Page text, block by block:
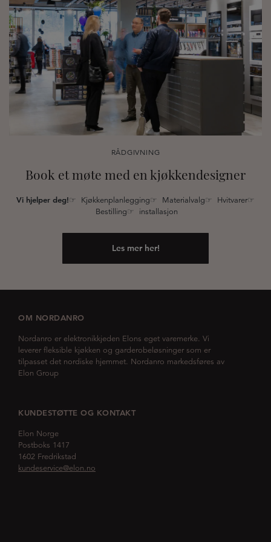
RÅDGIVNING
Book et møte med en kjøkkendesigner
Vi hjelper deg!☞ Kjøkkenplanlegging☞ Materialvalg☞ Hvitvarer☞
Bestilling☞ installasjon
Les mer her!
OM NORDANRO
Nordanro er elektronikkjeden Elons eget varemerke. Vi
leverer fleksible kjøkken og garderobeløsninger som er
tilpasset det nordiske hjemmet. Nordanro markedsføres av
Elon Group
KUNDESTØTTE OG KONTAKT
Elon Norge
Postboks 1417
1602 Fredrikstad
kundeservice@elon.no